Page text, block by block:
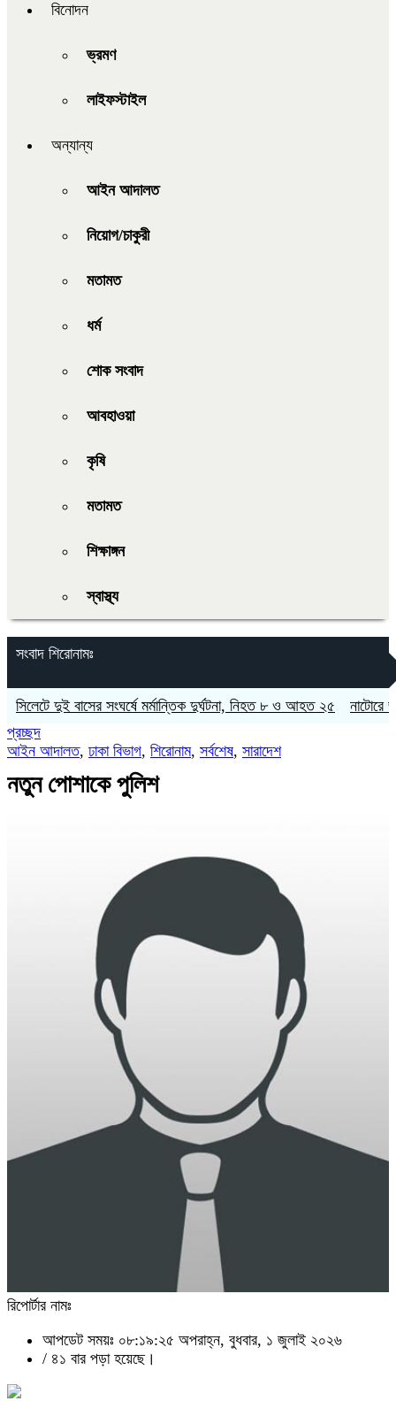
বিনোদন
ভ্রমণ
লাইফস্টাইল
অন্যান্য
আইন আদালত
নিয়োগ/চাকুরী
মতামত
ধর্ম
শোক সংবাদ
আবহাওয়া
কৃষি
মতামত
শিক্ষাঙ্গন
স্বাস্থ্য
সংবাদ শিরোনামঃ
দুই বাসের সংঘর্ষে মর্মান্তিক দুর্ঘটনা, নিহত ৮ ও আহত ২৫ নাটোরে জাতীয়
প্রচ্ছদ
আইন আদালত, ঢাকা বিভাগ, শিরোনাম, সর্বশেষ, সারাদেশ
নতুন পোশাকে পুলিশ
রিপোর্টার নামঃ
আপডেট সময়ঃ ০৮:১৯:২৫ অপরাহ্ন, বুধবার, ১ জুলাই ২০২৬
/ ৪১ বার পড়া হয়েছে।